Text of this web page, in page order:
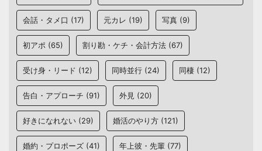
会話・タメ口 (17) 元カレ (19) 写真 (9)
初アポ (65) 割り勘・ケチ・会計方法 (67)
受け身・リード (12) 同時並行 (24) 同棲 (12)
告白・アプローチ (91) 外見 (20)
好きになれない (29) 婚活のやり方 (121)
婚約・プロポーズ (41) 年上彼・先輩 (77)